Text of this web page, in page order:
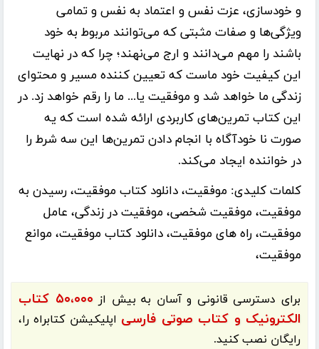
و خودسازی، عزت نفس و اعتماد به نفس و تمامی
ویژگی‌ها و صفات مثبتی که می‌توانند مربوط به خود
باشند را مهم می‌دانند و ارج می‌نهند؛ چرا که در نهایت
این کیفیت خود ماست که تعیین کننده مسیر و محتوای
زندگی ما خواهد شد و موفقیت یا... ما را رقم خواهد زد. در
این کتاب تمرین‌های کاربردی ارائه شده است که یه
صورت نا خودآگاه با انجام دادن تمرین‌ها این سه شرط را
در خواننده ایجاد می‌کند.
کلمات کلیدی: موفقیت، دانلود کتاب موفقیت، رسیدن به
موفقیت، موفقیت شخصی، موفقیت در زندگی، عامل
موفقیت، راه های موفقیت، دانلود کتاب موفقیت، موانع
موفقیت،
برای دسترسی قانونی و آسان به بیش از
۵۰،۰۰۰ کتاب
الکترونیک و کتاب صوتی فارسی اپلیکیشنکتابراهرا،
رایگان نصب کنید.